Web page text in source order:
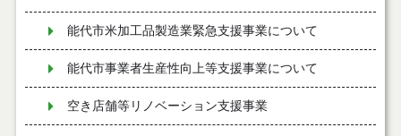
能代市米加工品製造業緊急支援事業について
能代市事業者生産性向上等支援事業について
空き店舗等リノベーション支援事業